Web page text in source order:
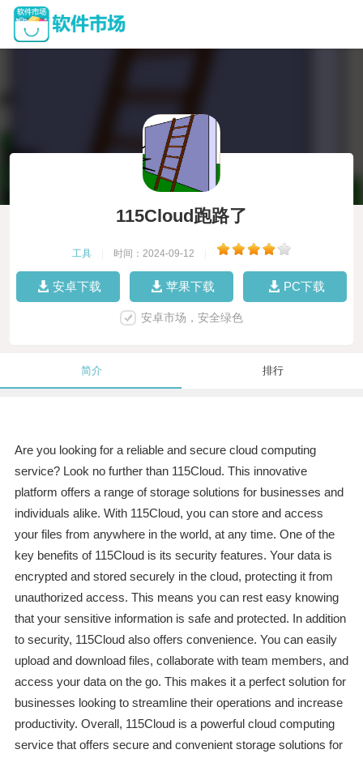
115Cloud跑路了
工具 时间：2024-09-12
安卓下载 苹果下载 PC下载
安卓市场，安全绿色
简介 排行
Are you looking for a reliable and secure cloud computing
service? Look no further than 115Cloud. This innovative
platform offers a range of storage solutions for businesses and
individuals alike. With 115Cloud, you can store and access
your files from anywhere in the world, at any time. One of the
key benefits of 115Cloud is its security features. Your data is
encrypted and stored securely in the cloud, protecting it from
unauthorized access. This means you can rest easy knowing
that your sensitive information is safe and protected. In addition
to security, 115Cloud also offers convenience. You can easily
upload and download files, collaborate with team members, and
access your data on the go. This makes it a perfect solution for
businesses looking to streamline their operations and increase
productivity. Overall, 115Cloud is a powerful cloud computing
service that offers secure and convenient storage solutions for